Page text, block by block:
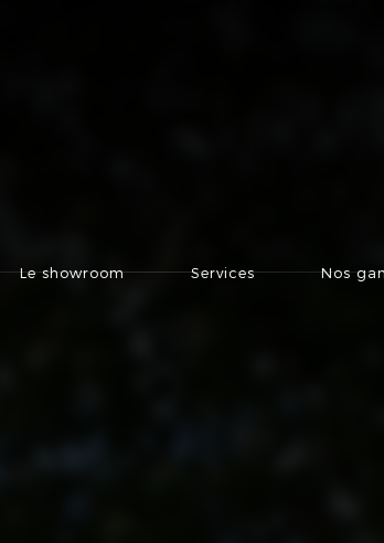
Le showroom Services Nos